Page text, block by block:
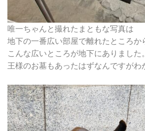
唯一ちゃんと撮れたまともな写真は
地下の一番広い部屋で離れたところか
こんな広いところが地下にありました。
王様のお墓もあったはずなんですがわ